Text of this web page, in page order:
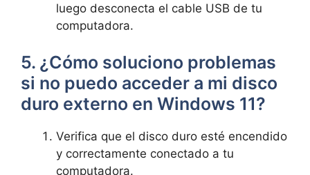
luego desconecta el cable USB de tu
computadora.
5. ¿Cómo soluciono problemas
si no puedo acceder a mi disco
duro externo en Windows 11?
Verifica que el disco duro esté encendido
y correctamente conectado a tu
computadora.